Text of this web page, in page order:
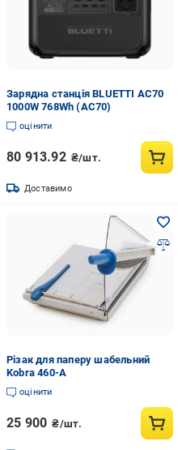
Зарядна станція BLUETTI AC70
1000W 768Wh (AC70)
оцінити
80 913.92 ₴/шт.
Доставимо
Різак для паперу шабельний
Kobra 460-A
оцінити
25 900 ₴/шт.